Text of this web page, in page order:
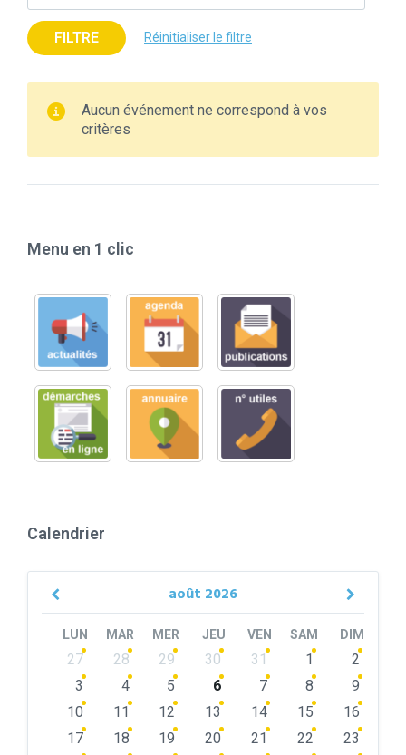
FILTRE Réinitialiser le filtre
Aucun événement ne correspond à vos
critères
Menu en 1 clic
Calendrier
août 2026
Previous
LUN MAR MER JEU VEN SAM DIM
Skip
calendar
27 28 29 30 31 1
2
3
4 5 6 7 8
9
10
11 12 13 14 15
16
17
18 19 20 21 22
23